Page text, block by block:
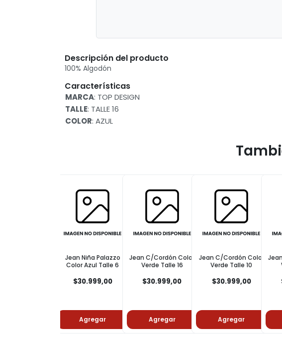
Descripción del producto
100% Algodón
Características
MARCA: TOP DESIGN
TALLE: TALLE 16
COLOR: AZUL
Jean Niña Palazzo
Color Azul Talle 6
$30.999,00
Agregar
Jean C/Cordón Color
Verde Talle 16
$30.999,00
Agregar
Jean C/Cordón Color
Verde Talle 10
$30.999,00
Agregar